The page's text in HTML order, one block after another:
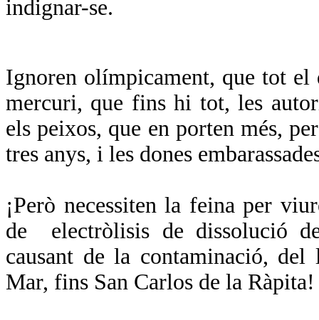
indignar-se.
Ignoren olímpicament, que tot
mercuri, que fins hi tot, les
els peixos, que en porten més,
tres anys, i les dones
¡Però necessiten la feina per
de
electròlisis de dissolució
causant de la contaminació,
Mar, fins San Carlos de la Ràpita!